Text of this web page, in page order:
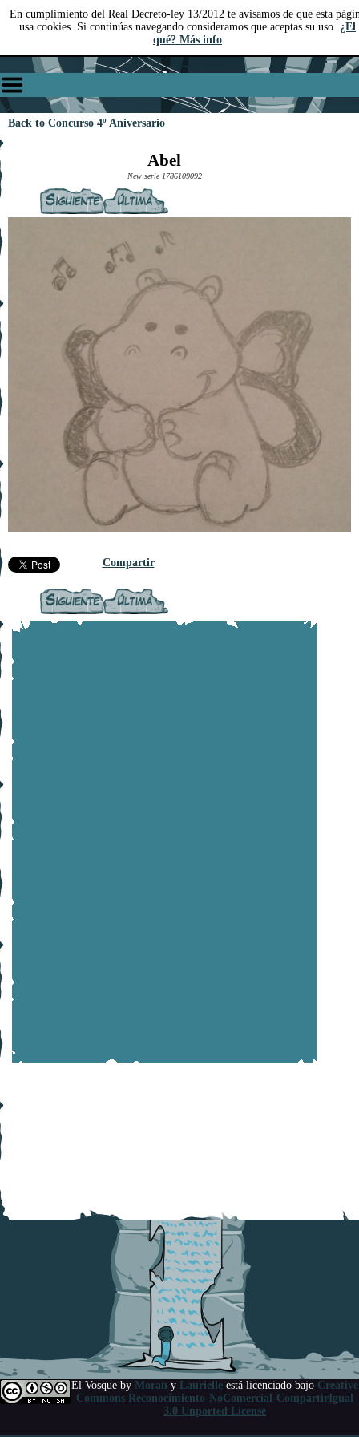
En cumplimiento del Real Decreto-ley 13/2012 te avisamos de que esta
usa cookies. Si continúas navegando consideramos que aceptas su uso. ¿El
qué? Más info
Back to Concurso 4º Aniversario
Abel
New serie 1786109092
Compartir
El Vosque by Moran y Laurielle está licenciado bajo Creative
Commons Reconocimiento-NoComercial-CompartirIgual
3.0 Unported License